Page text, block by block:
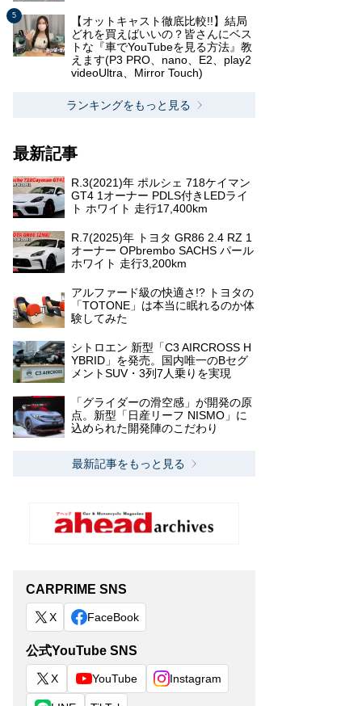
【オットキャスト徹底比較!!】結局
どれを買えばいいの？皆さんにベス
トな『車でYouTubeを見る方法』教
えます(P3 PRO、nano、E2、play2
videoUltra、Mirror Touch)
ランキングをもっと見る
最新記事
R.3(2021)年 ポルシェ 718ケイマン
GT4 1オーナー PDLS付きLEDライ
ト ホワイト 走行17,400km
R.7(2025)年 トヨタ GR86 2.4 RZ 1
オーナー OPbrembo SACHS パール
ホワイト 走行3,200km
アルファード級の快適さ!? トヨタの
「TOTONE」は本当に眠れるのか体
験してみた
シトロエン 新型「C3 AIRCROSS H
YBRID」を発売。国内唯一のBセグ
メントSUV・3列7人乗りを実現
「グライダーの滑空感」が開発の原
点。新型「日産リーフ NISMO」に
込められた開発陣のこだわり
最新記事をもっと見る
CARPRIME SNS
X FaceBook
公式YouTube SNS
X YouTube Instagram